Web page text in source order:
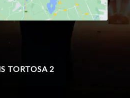
TORTOSA 2